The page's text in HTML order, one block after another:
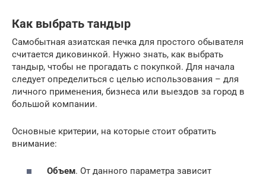
Как выбрать тандыр
Самобытная азиатская печка для простого обывателя
считается диковинкой. Нужно знать, как выбрать
тандыр, чтобы не прогадать с покупкой. Для начала
следует определиться с целью использования – для
личного применения, бизнеса или выездов за город в
большой компании.
Основные критерии, на которые стоит обратить
внимание:
Объем. От данного параметра зависит